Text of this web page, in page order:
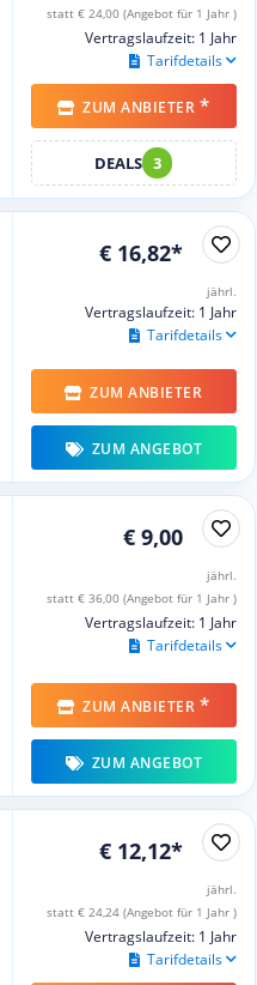
statt € 24,00 (Angebot für 1 Jahr )
Vertragslaufzeit: 1 Jahr
Tarifdetails
ZUM ANBIETER *
DEALS 3
€ 16,82*
jährl.
Vertragslaufzeit: 1 Jahr
Tarifdetails
ZUM ANBIETER
ZUM ANGEBOT
€ 9,00
jährl.
statt € 36,00 (Angebot für 1 Jahr )
Vertragslaufzeit: 1 Jahr
Tarifdetails
ZUM ANBIETER *
ZUM ANGEBOT
€ 12,12*
jährl.
statt € 24,24 (Angebot für 1 Jahr )
Vertragslaufzeit: 1 Jahr
Tarifdetails